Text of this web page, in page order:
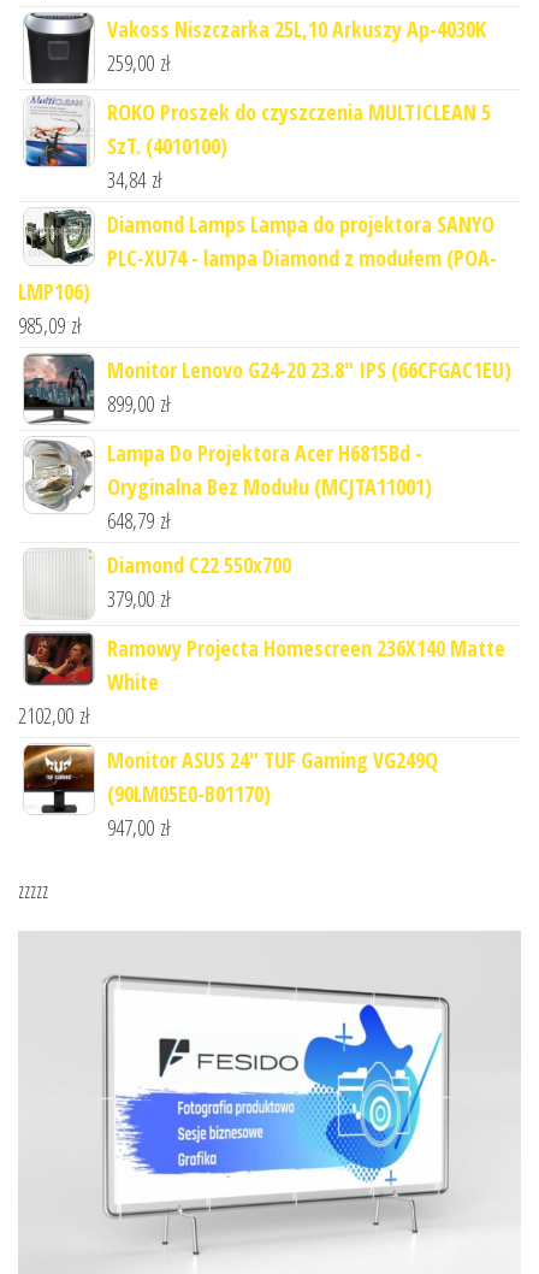
Vakoss Niszczarka 25L,10 Arkuszy Ap-4030K
259,00 zł
ROKO Proszek do czyszczenia MULTICLEAN 5
SzT. (4010100)
34,84 zł
Diamond Lamps Lampa do projektora SANYO
PLC-XU74 - lampa Diamond z modułem (POA-
LMP106)
985,09 zł
Monitor Lenovo G24-20 23.8" IPS (66CFGAC1EU)
899,00 zł
Lampa Do Projektora Acer H6815Bd -
Oryginalna Bez Modułu (MCJTA11001)
648,79 zł
Diamond C22 550x700
379,00 zł
Ramowy Projecta Homescreen 236X140 Matte
White
2102,00 zł
Monitor ASUS 24" TUF Gaming VG249Q
(90LM05E0-B01170)
947,00 zł
zzzzz